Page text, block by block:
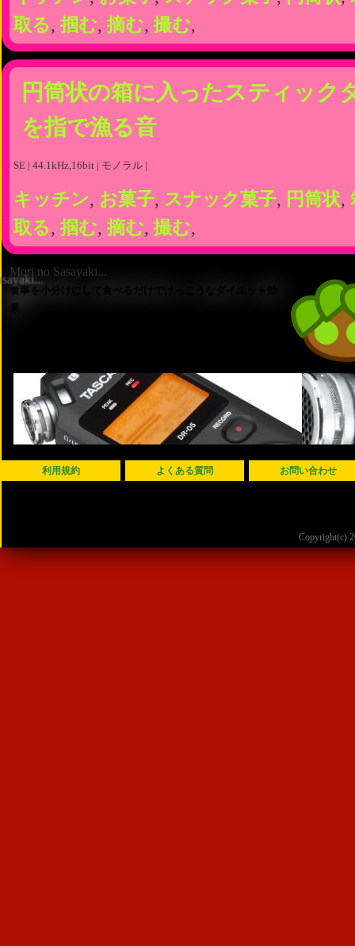
取る, 掴む, 摘む, 撮む,
円筒状の箱に入ったスティック
を指で漁る音
SE | 44.1kHz,16bit | モノラル |
キッチン, お菓子, スナック菓子, 円筒状,
取る, 掴む, 摘む, 撮む,
Mori no Sasayaki...
食事を小分けにして食べるだけでけっこうなダイエット効
利用規約 よくある質問 お問い合わせ
Copyright(c)